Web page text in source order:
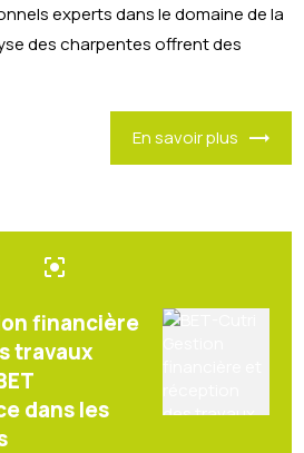
experts dans le domaine de la
des charpentes offrent des
En savoir plus
center_focus_strong
financière
travaux
dans les